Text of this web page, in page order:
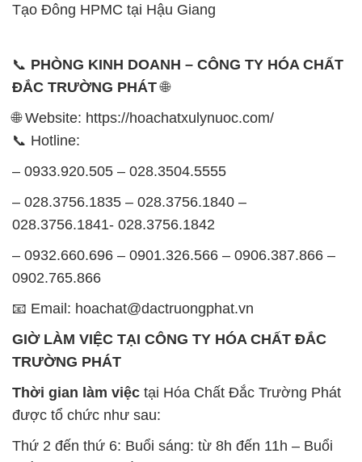
TRƯỜNG PHÁT
Đông B, Quận Bình Tân, Sài Gòn TP. Hồ Chí
Minh
SẢN PHẨM TƯƠNG TỰ